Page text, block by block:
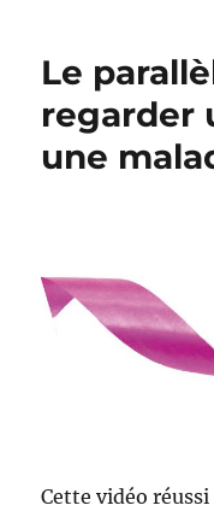
Le
regarder
une
Cette vidéo